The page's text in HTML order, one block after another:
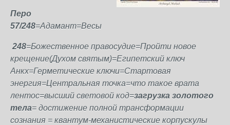
Перо
57/248=Адамант=Весы
248=Божественное правосудие=Пройти новое
крещение(Духом святым)=Египетский ключ
Анкх=Герметические ключи=Стартовая
энергия=Центральная точка=что такое врата
лентос=высший световой код=загрузка золотого
тела= достижение полной трансформации
сознания = квантум-механистические корпускулы